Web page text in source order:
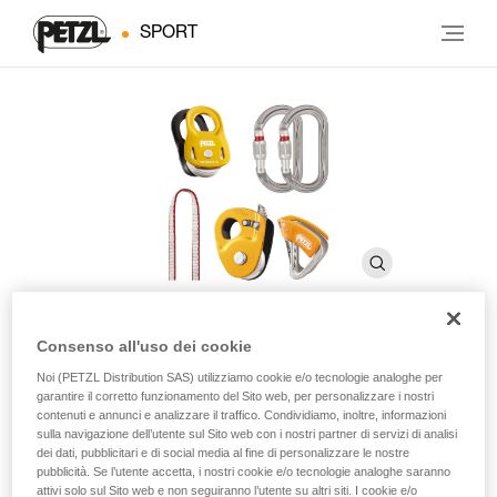
SPORT
CREVASSE RESCUE KIT
Kit per il recupero e l’autosoccorso in crepaccio
Il kit di soccorso CREVASSE RESCUE KIT contiene tutto
Consenso all'uso dei cookie
Noi (PETZL Distribution SAS) utilizziamo cookie e/o tecnologie analoghe per
garantire il corretto funzionamento del Sito web, per personalizzare i nostri
contenuti e annunci e analizzare il traffico. Condividiamo, inoltre, informazioni
sulla navigazione dell’utente sul Sito web con i nostri partner di servizi di analisi
dei dati, pubblicitari e di social media al fine di personalizzare le nostre
pubblicità. Se l’utente accetta, i nostri cookie e/o tecnologie analoghe saranno
attivi solo sul Sito web e non seguiranno l’utente su altri siti. I cookie e/o